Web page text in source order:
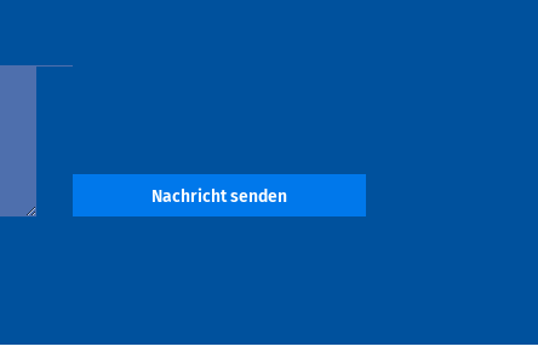
Nachricht senden